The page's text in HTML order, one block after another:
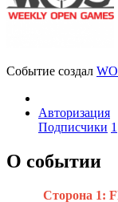
Событие создал
Авторизация
Подписчики 1
О событии
Cторона 1: